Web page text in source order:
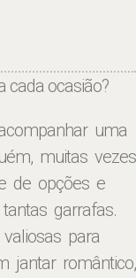
uma
muitas vezes
de opções e
garrafas.
para
jantar romântico,